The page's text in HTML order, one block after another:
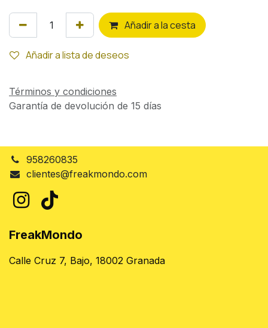
Añadir a la cesta
Añadir a lista de deseos
Términos y condiciones
Garantía de devolución de 15 días
958260835
clientes@freakmondo.com
FreakMondo
Calle Cruz 7, Bajo, 18002 Granada